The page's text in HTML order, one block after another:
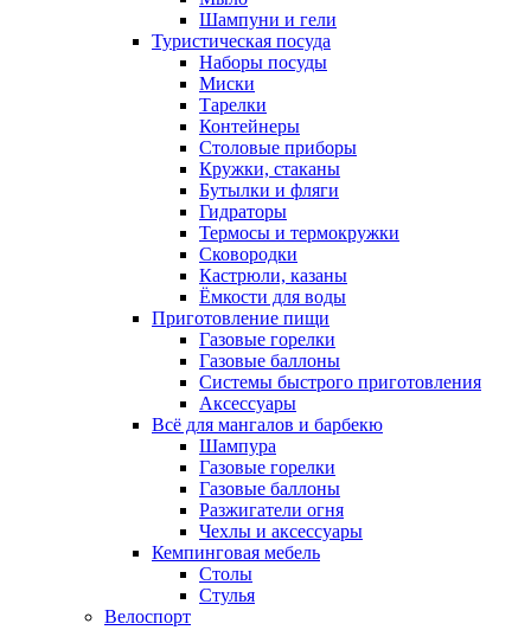
Шампуни и гели
Туристическая посуда
Наборы посуды
Миски
Тарелки
Контейнеры
Столовые приборы
Кружки, стаканы
Бутылки и фляги
Гидраторы
Термосы и термокружки
Сковородки
Кастрюли, казаны
Ёмкости для воды
Приготовление пищи
Газовые горелки
Газовые баллоны
Системы быстрого приготовления
Аксессуары
Всё для мангалов и барбекю
Шампура
Газовые горелки
Газовые баллоны
Разжигатели огня
Чехлы и аксессуары
Кемпинговая мебель
Столы
Стулья
Велоспорт